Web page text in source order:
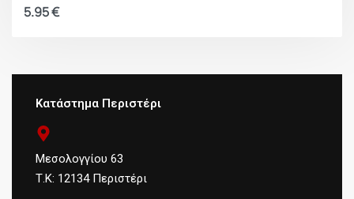
5.95€
Κατάστημα Περιστέρι
Μεσολογγίου 63
Τ.Κ: 12134 Περιστέρι